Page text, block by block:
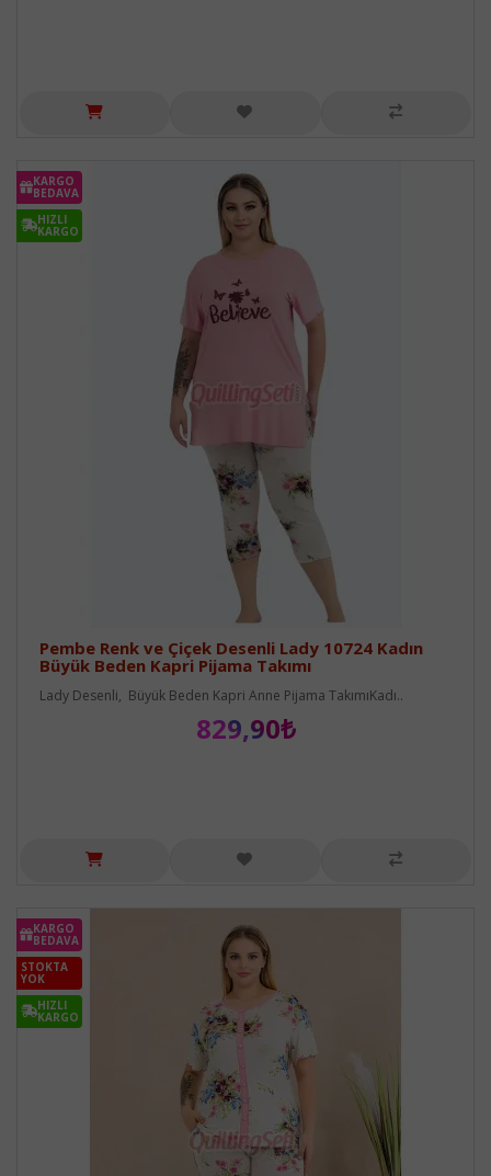
KARGO
BEDAVA
HIZLI
KARGO
Pembe Renk ve Çiçek Desenli Lady 10724 Kadın
Büyük Beden Kapri Pijama Takımı
Lady Desenli, Büyük Beden Kapri Anne Pijama TakımıKadı..
829,90₺
KARGO
BEDAVA
STOKTA
YOK
HIZLI
KARGO